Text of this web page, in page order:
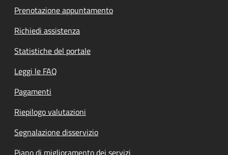
Prenotazione appuntamento
Richiedi assistenza
Statistiche del portale
Leggi le FAQ
Pagamenti
Riepilogo valutazioni
Segnalazione disservizio
Piano di miglioramento dei servizi